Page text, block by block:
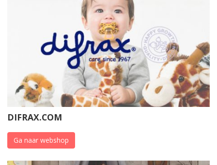
DIFRAX.COM
Ga naar webshop